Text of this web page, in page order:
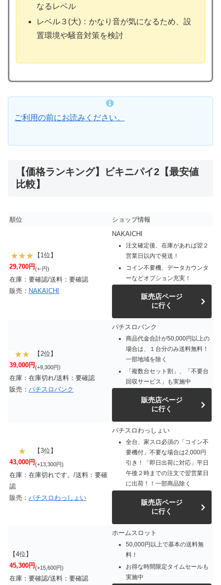
なるレベル
レベル３(大)：かなり音が気になるため、設
置環境や騒音対策を検討
ご利用の前にお読みください。
【価格ランキング】ビキニパイ2【最安値
比較】
順位 ショップ情報
【1位】
29,700円(+-円)
在庫：要確認/送料：要確認
販売： NAKAICHI
NAKAICHI
注文確定後、在庫があれば翌２
営業日以内で発送！
コイン不要機、データカウンタ
ーなどオプション充実！
販売店ページ
に行く
【2位】
39,000円(+9,300円)
在庫：在庫切れ/送料：要確認
販売： パチスロバンク
パチスロバンク
商品代金合計が50,000円以上の
場合は、１台分のみ送料無料！
一部地域を除く
「複数台セット割」、「不要台
回収サービス」も実施中
販売店ページ
に行く
【3位】
43,000円(+13,300円)
在庫：在庫切れです。/送料：要確
認
販売： パチスロわっしょい
パチスロわっしょい
全台、家スロ必須の「コイン不
要機付」不要な場合は2,000円
引き！「即日出荷に対応」平日
午後２時までの注文で翌営業日
に出荷！！一部商品除く
販売店ページ
に行く
【4位】
45,300円(+15,600円)
在庫：要確認/送料：要確認
ホームスロット
50,000円以上で基本の送料無
料！
お得な時間限定タイムセールも
実施中